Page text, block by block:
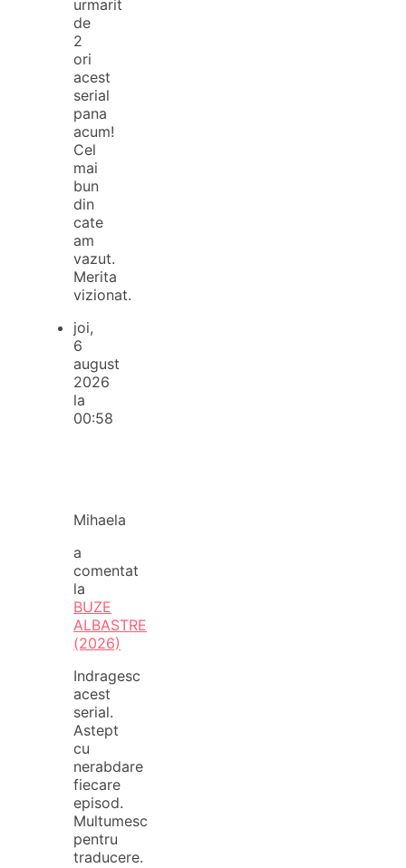
urmarit
de
2
ori
acest
serial
pana
acum!
Cel
mai
bun
din
cate
am
vazut.
Merita
vizionat.
joi,
6
august
2026
la
00:58
Mihaela
a
comentat
la
BUZE
ALBASTRE
(2026)
Indragesc
acest
serial.
Astept
cu
nerabdare
fiecare
episod.
Multumesc
pentru
traducere.